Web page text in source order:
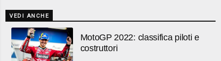
VEDI ANCHE
MotoGP 2022: classifica piloti e
costruttori